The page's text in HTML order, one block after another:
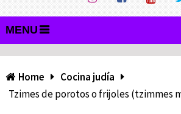
MENU
Home
Cocina judía
Tzimes de porotos o frijoles (tzimmes